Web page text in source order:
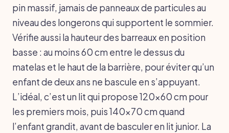
pin massif, jamais de panneaux de particules au
niveau des longerons qui supportent le sommier.
Vérifie aussi la hauteur des barreaux en position
basse : au moins 60 cm entre le dessus du
matelas et le haut de la barrière, pour éviter qu’un
enfant de deux ans ne bascule en s’appuyant.
L’idéal, c’est un lit qui propose 120x60 cm pour
les premiers mois, puis 140x70 cm quand
l’enfant grandit, avant de basculer en lit junior. La